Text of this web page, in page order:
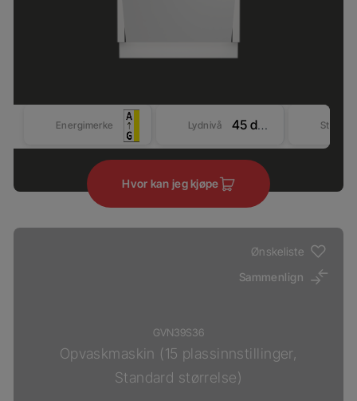
Energimerke Lydnivå 45 dBA
Hvor kan jeg kjøpe
Ønskeliste
Sammenlign
GVN39S36
Opvaskmaskin (15 plassinnstillinger,
Standard størrelse)